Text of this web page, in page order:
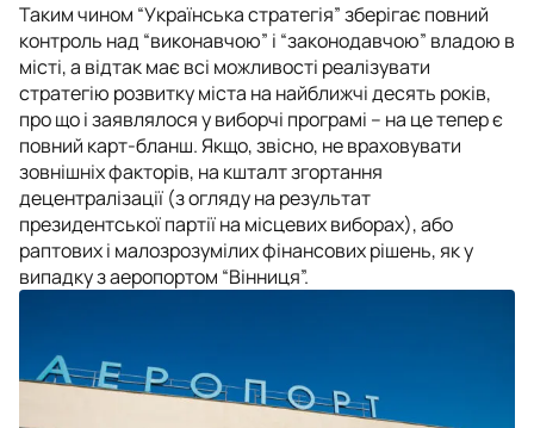
Таким чином “Українська стратегія” зберігає повний
контроль над “виконавчою” і “законодавчою” владою в
місті, а відтак має всі можливості реалізувати
стратегію розвитку міста на найближчі десять років,
про що і заявлялося у виборчі програмі – на це тепер є
повний карт-бланш. Якщо, звісно, не враховувати
зовнішніх факторів, на кшталт згортання
децентралізації (з огляду на результат
президентської партії на місцевих виборах), або
раптових і малозрозумілих фінансових рішень, як у
випадку з аеропортом “Вінниця”.